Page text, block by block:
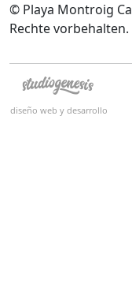
© Playa Montroig
Rechte vorbehalten.